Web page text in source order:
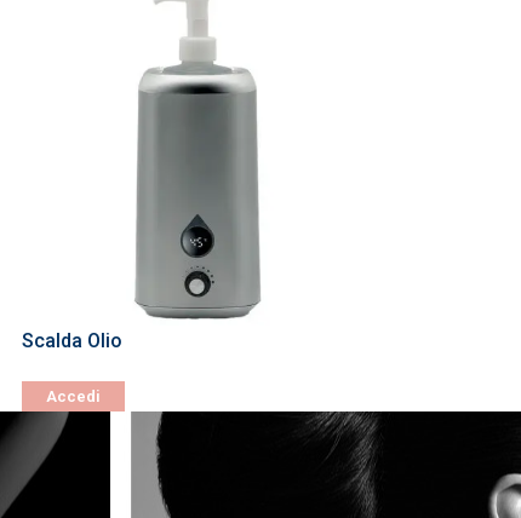
Scalda Olio
Accedi